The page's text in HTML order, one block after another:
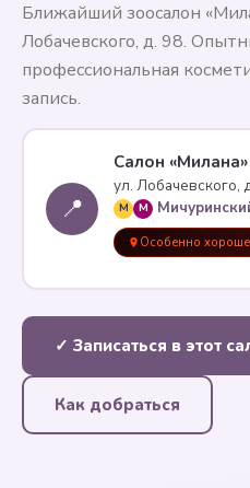
Ближайший зоосалон
Лобачевского, д. 98.
профессиональная
запись.
📍
Салон
ул. Лобачевского,
M M
Особенно
✓ Записаться в этот
Как добраться